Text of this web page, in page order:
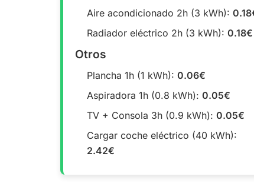
Aire acondicionado 2h (3 kWh):
Radiador eléctrico 2h (3 kWh): 0.18€
Otros
Plancha 1h (1 kWh): 0.06€
Aspiradora 1h (0.8 kWh): 0.05€
TV + Consola 3h (0.9 kWh): 0.05€
Cargar coche eléctrico (40 kWh):
2.42€